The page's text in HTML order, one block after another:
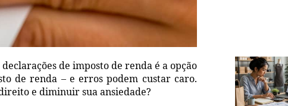
de imposto de renda é a opção
de renda – e erros podem custar caro.
e diminuir sua ansiedade?